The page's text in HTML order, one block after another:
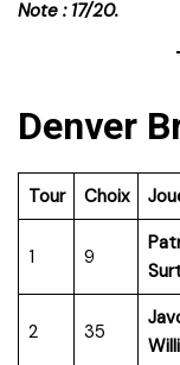
Note : 17/20.
Denver
Tour Choix
1 9
2 35